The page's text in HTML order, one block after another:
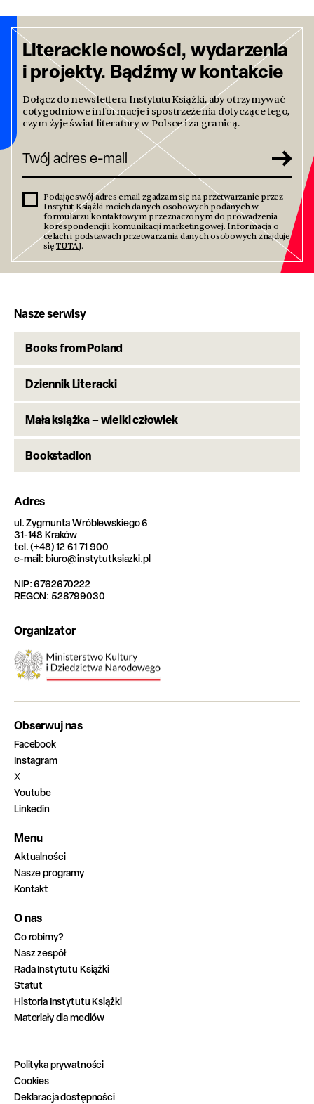
Literackie nowości, wydarzenia
i projekty. Bądźmy w kontakcie
Dołącz do newslettera Instytutu Książki, aby otrzymywać
cotygodniowe informacje i spostrzeżenia dotyczące tego,
czym żyje świat literatury w Polsce i za granicą.
Podając swój adres email zgadzam się na przetwarzanie przez
Instytut Książki moich danych osobowych podanych w
formularzu kontaktowym przeznaczonym do prowadzenia
korespondencji i komunikacji marketingowej. Informacja o
celach i podstawach przetwarzania danych osobowych znajduje
sięTUTAJ.
Nasze serwisy
Books from Poland
Dziennik Literacki
Mała książka – wielki człowiek
Bookstadion
Adres
ul. Zygmunta Wróblewskiego 6
31-148 Kraków
tel. (+48) 12 61 71 900
e-mail: biuro@instytutksiazki.pl
NIP: 6762670222
REGON: 528799030
Organizator
Obserwuj nas
Facebook
Instagram
X
Youtube
Linkedin
Menu
Aktualności
Nasze programy
Kontakt
O nas
Co robimy?
Nasz zespół
Rada Instytutu Książki
Statut
Historia Instytutu Książki
Materiały dla mediów
Polityka prywatności
Cookies
Deklaracja dostępności